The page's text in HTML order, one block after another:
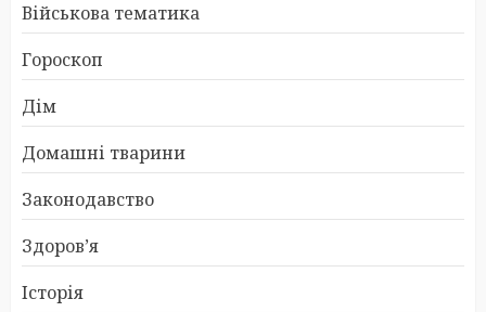
Військова тематика
Гороскоп
Дім
Домашні тварини
Законодавство
Здоров’я
Історія